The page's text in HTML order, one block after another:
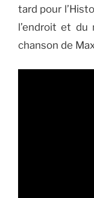
tard pour
l’endroit et du
chanson de